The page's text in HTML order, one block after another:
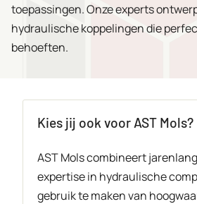
toepassingen. Onze experts
hydraulische koppelingen die
behoeften.
Kies jij ook voor AST Mols?
AST Mols combineert
expertise in hydraulische
gebruik te maken van